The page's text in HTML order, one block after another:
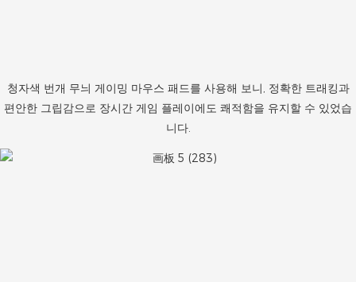
청자색 번개 무늬 게이밍 마우스 패드를 사용해 보니, 정확한 트래킹과
편안한 그립감으로 장시간 게임 플레이에도 쾌적함을 유지할 수 있었습
니다.